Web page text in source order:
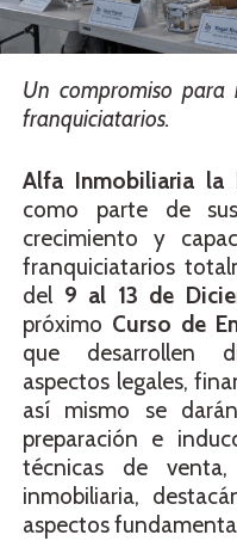
Un compromiso para
franquiciatarios.
Alfa Inmobiliaria la
como parte de
crecimiento y
franquiciatarios
del 9 al 13 de
próximo Curso de
que desarrollen
aspectos legales,
así mismo se
preparación e
técnicas de
inmobiliaria,
aspectos